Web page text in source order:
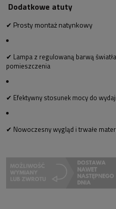
Dodatkowe atuty
✔ Prosty montaż natynkowy
✔ Lampa z regulowaną barwą
pomieszczenia
✔ Efektywny stosunek mocy do
✔ Nowoczesny wygląd i trwałe